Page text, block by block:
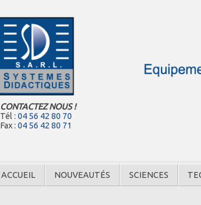
CONTACTEZ NOUS !
Tél : 04 56 42 80 70
Fax : 04 56 42 80 71
ACCUEIL NOUVEAUTÉS SCIENCES